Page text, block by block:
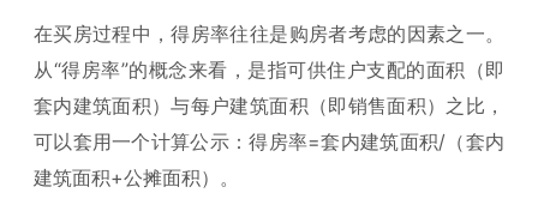
在买房过程中，得房率往往是购房者考虑的因素之一。
从“得房率”的概念来看，是指可供住户支配的面积（即
套内建筑面积）与每户建筑面积（即销售面积）之比，
可以套用一个计算公示：得房率=套内建筑面积/（套内
建筑面积+公摊面积）。